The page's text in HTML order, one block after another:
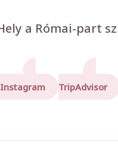
a Római-part
Instagram TripAdvisor